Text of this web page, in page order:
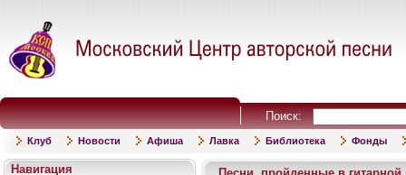
Поиск:
Клуб Новости Афиша Лавка Библиотека Фонды
Навигация